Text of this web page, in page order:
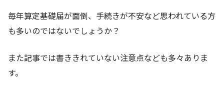
毎年算定基礎届が面倒、手続きが不安など思われている方
も多いのではないでしょうか？
また記事では書ききれていない注意点なども多々ありま
す。